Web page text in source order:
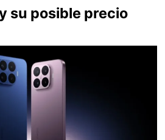
su posible precio